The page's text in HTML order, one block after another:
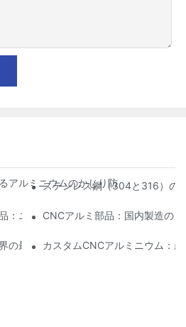
アルミニウムのかじり防止：設計、工
ステンレス鋼（304と316）の
：ニッチ市場向けのカスタマイズ
CNCアルミ部品：国内製造の
の最新イノベーションを探る
カスタムCNCアルミニウム：